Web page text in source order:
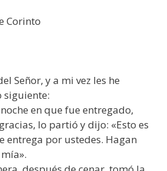
Corinto
Señor, y a mi vez les he
siguiente:
noche en que fue entregado,
lo partió y dijo: «Esto es
entrega por ustedes. Hagan